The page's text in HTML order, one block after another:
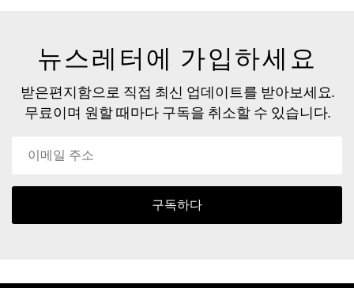
뉴스레터에 가입하세요
받은편지함으로 직접 최신 업데이트를 받아보세요.
무료이며 원할 때마다 구독을 취소할 수 있습니다.
구독하다